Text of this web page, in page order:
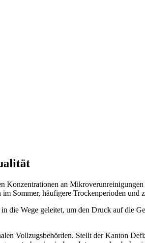
Konzentrationen an
Sommer, häufigere Trockenperioden und
die Wege geleitet, um den Druck auf die
Vollzugsbehörden. Stellt der Kanton